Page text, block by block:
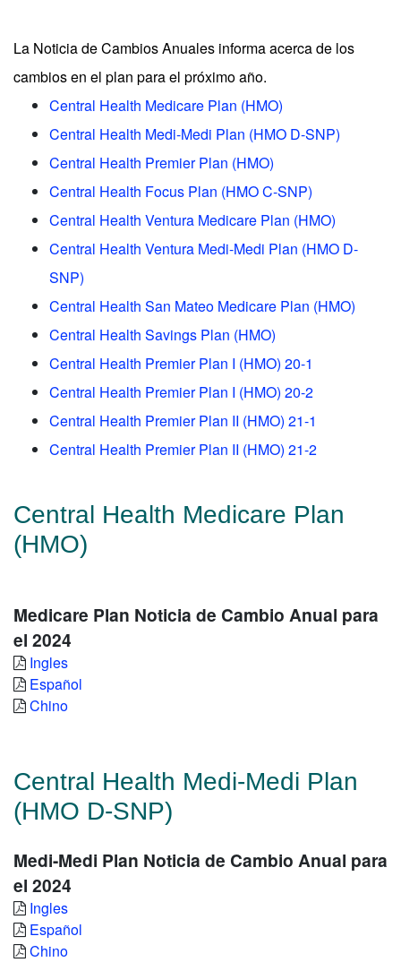
La Noticia de Cambios Anuales informa acerca de los
cambios en el plan para el próximo año.
Central Health Medicare Plan (HMO)
Central Health Medi-Medi Plan (HMO D-SNP)
Central Health Premier Plan (HMO)
Central Health Focus Plan (HMO C-SNP)
Central Health Ventura Medicare Plan (HMO)
Central Health Ventura Medi-Medi Plan (HMO D-
SNP)
Central Health San Mateo Medicare Plan (HMO)
Central Health Savings Plan (HMO)
Central Health Premier Plan I (HMO) 20-1
Central Health Premier Plan I (HMO) 20-2
Central Health Premier Plan II (HMO) 21-1
Central Health Premier Plan II (HMO) 21-2
Central Health Medicare Plan
(HMO)
Medicare Plan Noticia de Cambio Anual para
el 2024
Ingles
Español
Chino
Central Health Medi-Medi Plan
(HMO D-SNP)
Medi-Medi Plan Noticia de Cambio Anual para
el 2024
Ingles
Español
Chino